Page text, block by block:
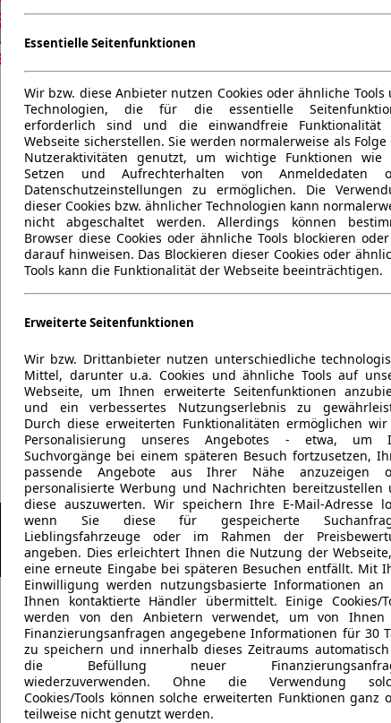
Essentielle Seitenfunktionen
Wir bzw. diese Anbieter nutzen Cookies oder ähnliche Tools
Technologien, die für die essentielle
erforderlich sind und die einwandfreie Funktionalität
Webseite sicherstellen. Sie werden normalerweise als Folge
Nutzeraktivitäten genutzt, um wichtige Funktionen wie
Setzen und Aufrechterhalten von Anmeldedaten
Datenschutzeinstellungen zu ermöglichen. Die
dieser Cookies bzw. ähnlicher Technologien kann
nicht abgeschaltet werden. Allerdings können
Browser diese Cookies oder ähnliche Tools blockieren
darauf hinweisen. Das Blockieren dieser Cookies oder
Tools kann die Funktionalität der Webseite beeinträchtigen.
Erweiterte Seitenfunktionen
Wir bzw. Drittanbieter nutzen unterschiedliche
Mittel, darunter u.a. Cookies und ähnliche Tools auf
Webseite, um Ihnen erweiterte Seitenfunktionen
und ein verbessertes Nutzungserlebnis zu
Durch diese erweiterten Funktionalitäten ermöglichen
Personalisierung unseres Angebotes - etwa, um
Suchvorgänge bei einem späteren Besuch fortzusetzen,
passende Angebote aus Ihrer Nähe anzuzeigen
personalisierte Werbung und Nachrichten bereitzustellen
diese auszuwerten. Wir speichern Ihre E-Mail-Adresse
wenn Sie diese für gespeicherte
Lieblingsfahrzeuge oder im Rahmen der
angeben. Dies erleichtert Ihnen die Nutzung der
eine erneute Eingabe bei späteren Besuchen entfällt. Mit
Einwilligung werden nutzungsbasierte Informationen an
Ihnen kontaktierte Händler übermittelt. Einige Cookies/
werden von den Anbietern verwendet, um von Ihnen
Finanzierungsanfragen angegebene Informationen für 30
zu speichern und innerhalb dieses Zeitraums
die Befüllung neuer
wiederzuverwenden. Ohne die Verwendung
Cookies/Tools können solche erweiterten Funktionen ganz
teilweise nicht genutzt werden.